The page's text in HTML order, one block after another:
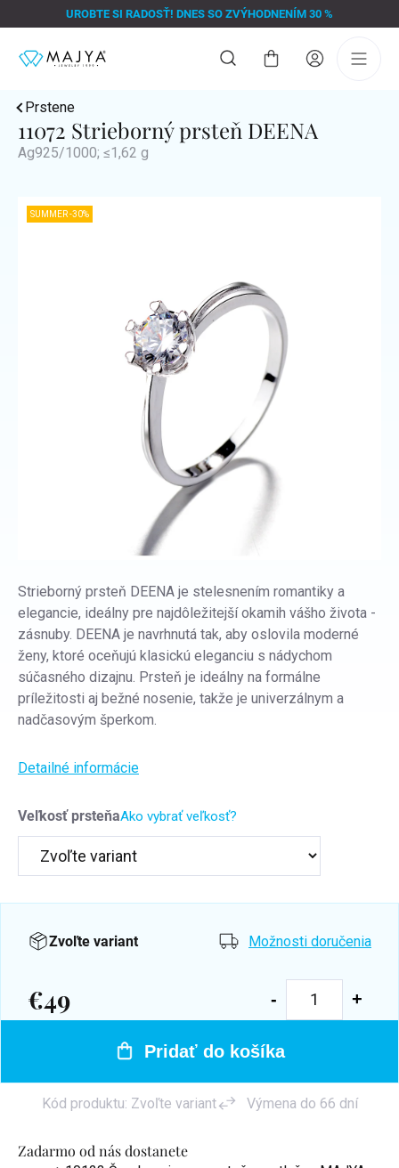
na
UROBTE SI RADOSŤ! DNES SO ZVÝHODNENÍM 30 %
Nákupný
Prstene
11072 Strieborný prsteň DEENA
Ag925/1000; ≤1,62 g
SUMMER -30%
Veľkosť prsteňaAko vybrať veľkosť?
Zadarmo od nás dostanete
Strieborný prsteň DEENA je stelesnením romantiky a
elegancie, ideálny pre najdôležitejší okamih vášho života -
zásnuby. DEENA je navrhnutá tak, aby oslovila moderné
ženy, ktoré oceňujú klasickú eleganciu s nádychom
súčasného dizajnu. Prsteň je ideálny na formálne
príležitosti aj bežné nosenie, takže je univerzálnym a
nadčasovým šperkom.
Detailné informácie
Zvoľte variant Možnosti doručenia
€49
Jednotková
Pridať do košíka
Kód produktu: Zvoľte variant Výmena do 66 dní